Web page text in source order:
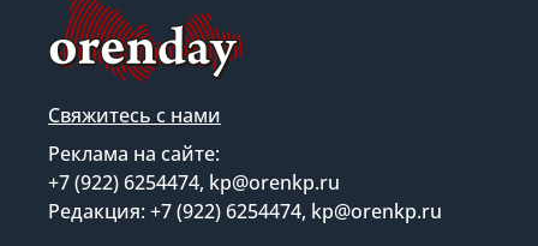
Свяжитесь с нами
Реклама на сайте:
+7 (922) 6254474, kp@orenkp.ru
Редакция: +7 (922) 6254474, kp@orenkp.ru